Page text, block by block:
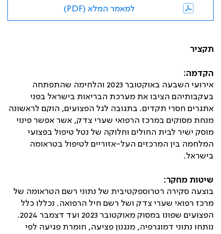
למאמר המלא (PDF)
תקציר
הקדמה:
אירועי השבעה באוקטובר 2023 והלחימה שהתפתחה
בעקבותיהם הציבו את מערכת הבריאות בישראל בפני
אתגרים חסרי תקדים. בתגובה לגל הפצועים, הוקם לראשונה
מנחת מסוקים במרכז הרפואי שערי צדק, אשר אפשר פינוי
מוסק ישיר לבית החולים וחלוקה של נטל טיפול בפצועי
המלחמה בין המרכזים העל-אזוריים לטיפול בטראומה
בישראל.
שיטות מחקר:
בוצעה סקירה רטרוספקטיבית של נתוני רשם הטראומה של
מרכז רפואי שערי צדק ושל רשם חיל הרפואה. נכללו כלל
הפצועים שפונו במסוק מאוקטובר 2023 ועד דצמבר 2024.
נותחו נתוני דמוגרפיה, מנגנון פציעה, חומרת פגיעה לפי